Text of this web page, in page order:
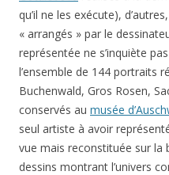
qu’il ne les exécute),
« arrangés » par le
représentée ne s’inquiète
l’ensemble de 144 portraits
Buchenwald, Gros Rosen,
conservés au musée
seul artiste à avoir
vue mais reconstituée sur la
dessins montrant l’univers